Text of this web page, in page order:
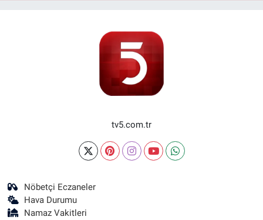
tv5.com.tr
Nöbetçi Eczaneler
Hava Durumu
Namaz Vakitleri